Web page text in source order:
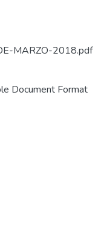
MARZO-2018.pdf
Document Format